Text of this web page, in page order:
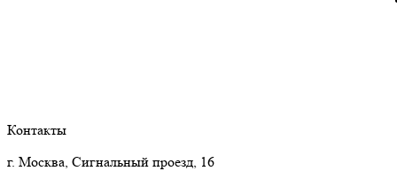
Контакты
г. Москва, Сигнальный проезд, 16